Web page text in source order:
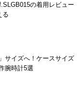
の着用レビュー
る
サイズへ！ケースサイズ
腕時計5選